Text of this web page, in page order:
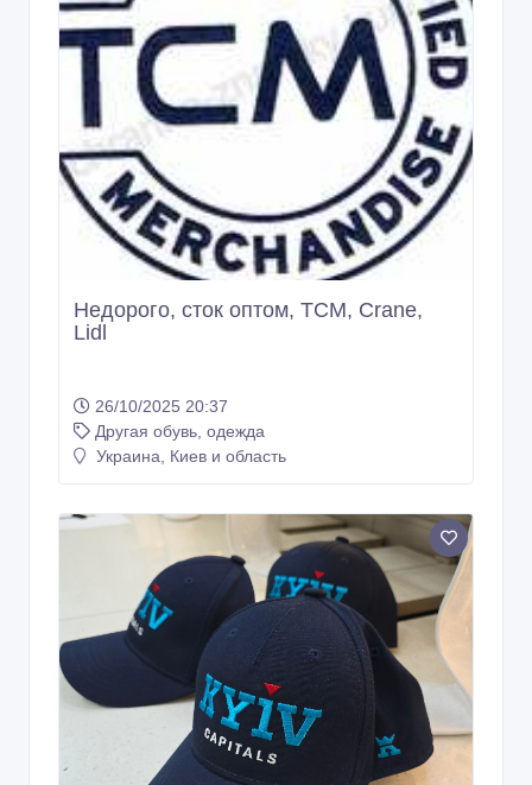
Недорого, сток оптом, TCM, Crane,
Lidl
26/10/2025 20:37
Другая обувь, одежда
Украина, Киев и область